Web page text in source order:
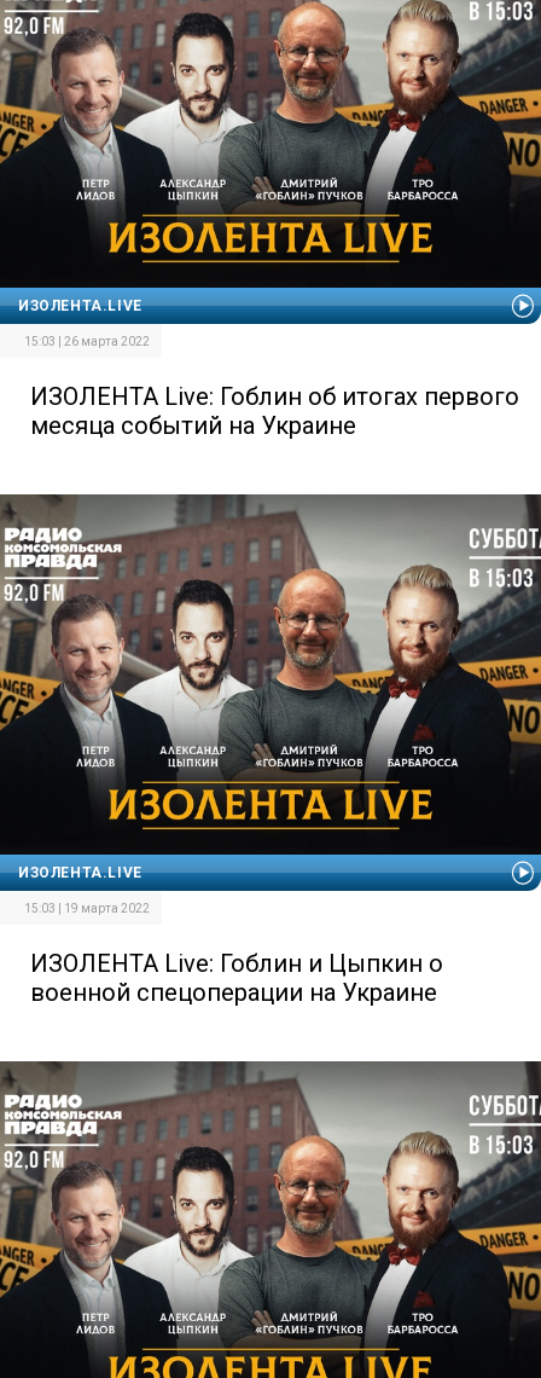
ИЗОЛЕНТА.LIVE
15:03 | 26 марта 2022
ИЗОЛЕНТА Live: Гоблин об итогах первого
месяца событий на Украине
ИЗОЛЕНТА.LIVE
15:03 | 19 марта 2022
ИЗОЛЕНТА Live: Гоблин и Цыпкин о
военной спецоперации на Украине